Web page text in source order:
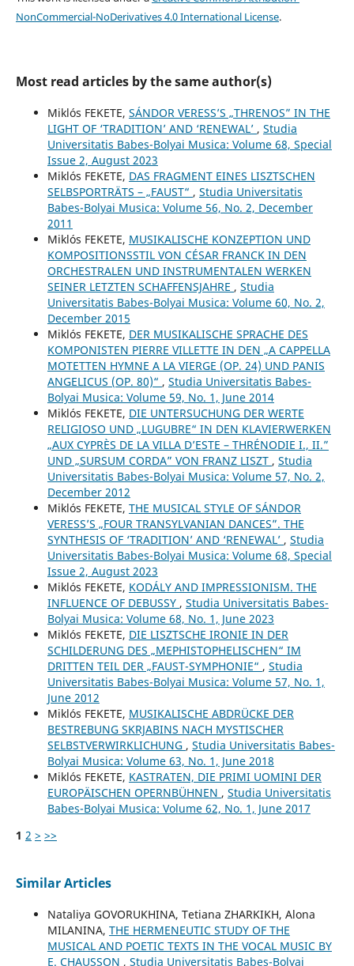
NonCommercial-NoDerivatives 4.0 International License.
Most read articles by the same author(s)
Miklós FEKETE, SÁNDOR VERESS’S „THRENOS” IN THE
LIGHT OF ‘TRADITION’ AND ‘RENEWAL’ , Studia
Universitatis Babes-Bolyai Musica: Volume 68, Special
Issue 2, August 2023
Miklós FEKETE, DAS FRAGMENT EINES LISZTSCHEN
SELBSPORTRÄTS – „FAUST“ , Studia Universitatis
Babes-Bolyai Musica: Volume 56, No. 2, December
2011
Miklós FEKETE, MUSIKALISCHE KONZEPTION UND
KOMPOSITIONSSTIL VON CÉSAR FRANCK IN DEN
ORCHESTRALEN UND INSTRUMENTALEN WERKEN
SEINER LETZTEN SCHAFFENSJAHRE , Studia
Universitatis Babes-Bolyai Musica: Volume 60, No. 2,
December 2015
Miklós FEKETE, DER MUSIKALISCHE SPRACHE DES
KOMPONISTEN PIERRE VILLETTE IN DEN „A CAPPELLA
MOTETTEN HYMNE A LA VIERGE (OP. 24) UND PANIS
ANGELICUS (OP. 80)“ , Studia Universitatis Babes-
Bolyai Musica: Volume 59, No. 1, June 2014
Miklós FEKETE, DIE UNTERSUCHUNG DER WERTE
RELIGIOSO UND „LUGUBRE“ IN DEN KLAVIERWERKEN
„AUX CYPRÈS DE LA VILLA D’ESTE – THRÉNODIE I., II.”
UND „SURSUM CORDA” VON FRANZ LISZT , Studia
Universitatis Babes-Bolyai Musica: Volume 57, No. 2,
December 2012
Miklós FEKETE, THE MUSICAL STYLE OF SÁNDOR
VERESS’S „FOUR TRANSYLVANIAN DANCES”. THE
SYNTHESIS OF ‘TRADITION’ AND ‘RENEWAL’ , Studia
Universitatis Babes-Bolyai Musica: Volume 68, Special
Issue 2, August 2023
Miklós FEKETE, KODÁLY AND IMPRESSIONISM. THE
INFLUENCE OF DEBUSSY , Studia Universitatis Babes-
Bolyai Musica: Volume 68, No. 1, June 2023
Miklós FEKETE, DIE LISZTSCHE IRONIE IN DER
SCHILDERUNG DES „MEPHISTOPHELISCHEN“ IM
DRITTEN TEIL DER „FAUST-SYMPHONIE“ , Studia
Universitatis Babes-Bolyai Musica: Volume 57, No. 1,
June 2012
Miklós FEKETE, MUSIKALISCHE ABDRÜCKE DER
BESTREBUNG SKRJABINS NACH MYSTISCHER
SELBSTVERWIRKLICHUNG , Studia Universitatis Babes-
Bolyai Musica: Volume 63, No. 1, June 2018
Miklós FEKETE, KASTRATEN, DIE PRIMI UOMINI DER
EUROPÄISCHEN OPERNBÜHNEN , Studia Universitatis
Babes-Bolyai Musica: Volume 62, No. 1, June 2017
1 2 > >>
Similar Articles
Nataliya GOVORUKHINA, Tetiana ZHARKIKH, Alona
MILANINA, THE HERMENEUTIC STUDY OF THE
MUSICAL AND POETIC TEXTS IN THE VOCAL MUSIC BY
E. CHAUSSON , Studia Universitatis Babes-Bolyai